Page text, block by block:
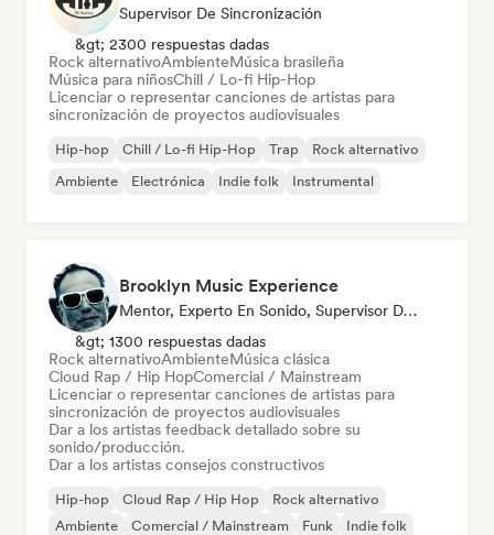
Supervisor De Sincronización
&gt; 2300 respuestas dadas
Rock alternativoAmbienteMúsica brasileña
Música para niñosChill / Lo-fi Hip-Hop
Licenciar o representar canciones de artistas para
sincronización de proyectos audiovisuales
Hip-hop Chill / Lo-fi Hip-Hop Trap
Rock alternativo
Ambiente
Electrónica Indie folk Instrumental
Brooklyn Music Experience
Mentor, Experto En Sonido, Supervisor De Sincronización
&gt; 1300 respuestas dadas
Rock alternativoAmbienteMúsica clásica
Cloud Rap / Hip HopComercial / Mainstream
Licenciar o representar canciones de artistas para
sincronización de proyectos audiovisuales
Dar a los artistas feedback detallado sobre su
sonido/producción.
Dar a los artistas consejos constructivos
Hip-hop Cloud Rap / Hip Hop
Rock alternativo
Ambiente
Comercial / Mainstream Funk
Indie folk